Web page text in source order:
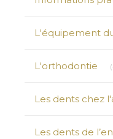
L'équipement
L'orthodontie
Les dents chez
Les dents de